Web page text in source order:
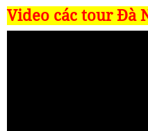
Video các tour Đà